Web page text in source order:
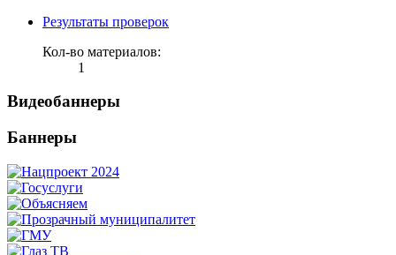
Результаты проверок
Кол-во материалов:
1
Видеобаннеры
Баннеры